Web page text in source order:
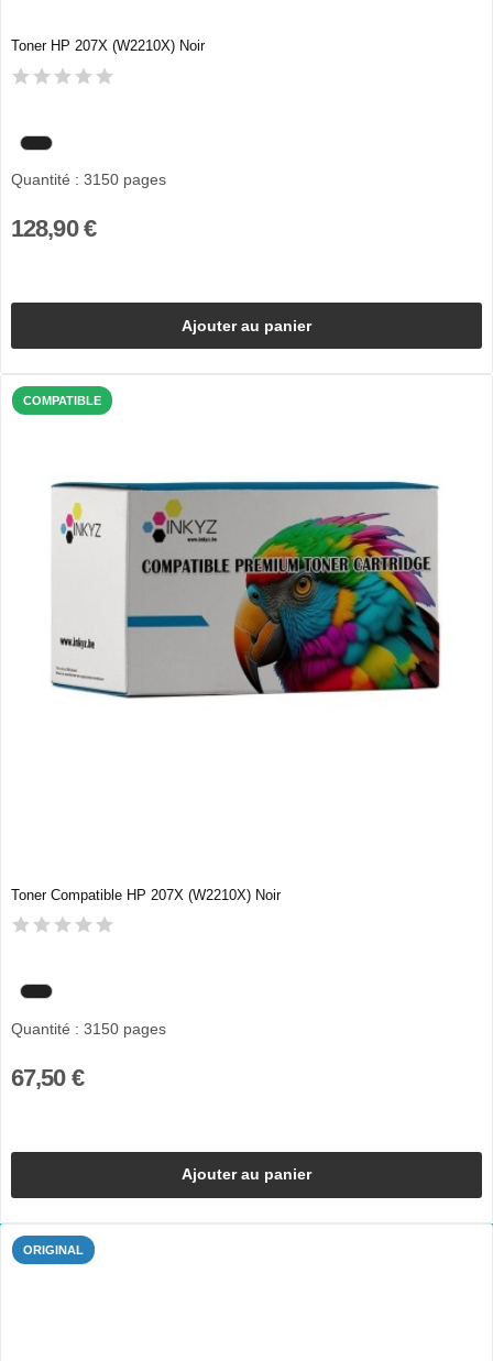
Toner HP 207X (W2210X) Noir
Quantité : 3150 pages
128,90 €
Ajouter au panier
COMPATIBLE
Toner Compatible HP 207X (W2210X) Noir
Quantité : 3150 pages
67,50 €
Ajouter au panier
ORIGINAL